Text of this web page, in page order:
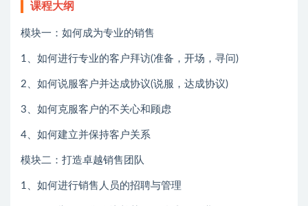
课程大纲
模块一：如何成为专业的销售
1、如何进行专业的客户拜访(准备，开场，寻问)
2、如何说服客户并达成协议(说服，达成协议)
3、如何克服客户的不关心和顾虑
4、如何建立并保持客户关系
模块二：打造卓越销售团队
1、如何进行销售人员的招聘与管理